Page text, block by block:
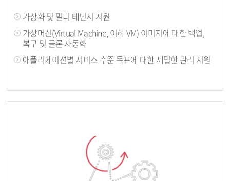
가상화 및 멀티 테넌시 지원
가상머신(Virtual Machine, 이하 VM) 이미지에 대한 백업,
복구 및 클론 자동화
애플리케이션별 서비스 수준 목표에 대한 세밀한 관리 지원